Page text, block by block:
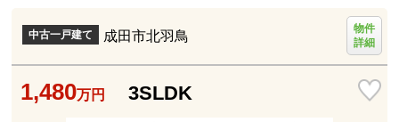
中古一戸建て 成田市北羽鳥
物件
詳細
1,480万円 3SLDK